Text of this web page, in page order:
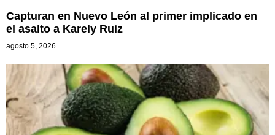
Capturan en Nuevo León al primer implicado en
el asalto a Karely Ruiz
agosto 5, 2026